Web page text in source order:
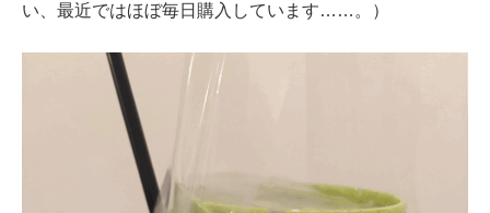
い、最近ではほぼ毎日購入しています……。）